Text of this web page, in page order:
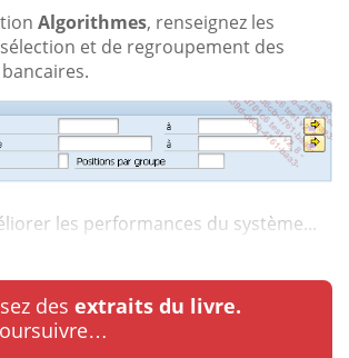
Algorithmes, renseignez les
et de regroupement des
les performances du système...
des extraits du livre.